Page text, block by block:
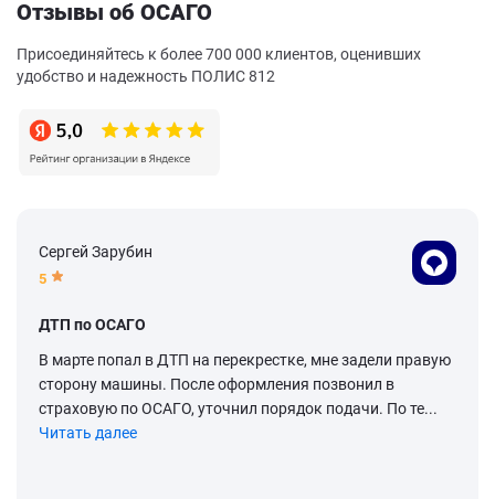
Отзывы об ОСАГО
Присоединяйтесь к более 700 000 клиентов, оценивших
удобство и надежность ПОЛИС 812
Сергей Зарубин
5
ДТП по ОСАГО
В марте попал в ДТП на перекрестке, мне задели правую
сторону машины. После оформления позвонил в
страховую по ОСАГО, уточнил порядок подачи. По те...
Читать далее